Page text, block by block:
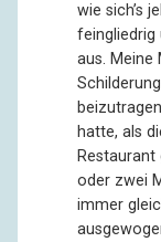
wie sich’s
feingliedrig
aus. Meine
hatte, als
Restaurant
oder zwei
immer